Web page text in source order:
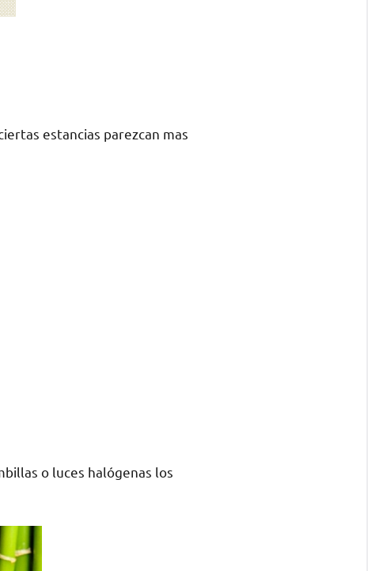
estancias parezcan mas
o luces halógenas los